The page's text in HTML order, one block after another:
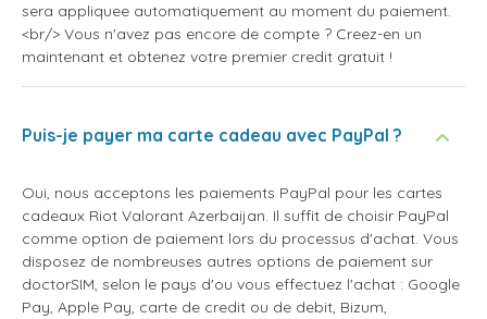
sera appliquee automatiquement au moment du paiement.
<br/> Vous n'avez pas encore de compte ? Creez-en un
maintenant et obtenez votre premier credit gratuit !
Puis-je payer ma carte cadeau avec PayPal ?
Oui, nous acceptons les paiements PayPal pour les cartes
cadeaux Riot Valorant Azerbaijan. Il suffit de choisir PayPal
comme option de paiement lors du processus d'achat. Vous
disposez de nombreuses autres options de paiement sur
doctorSIM, selon le pays d'ou vous effectuez l'achat : Google
Pay, Apple Pay, carte de credit ou de debit, Bizum,